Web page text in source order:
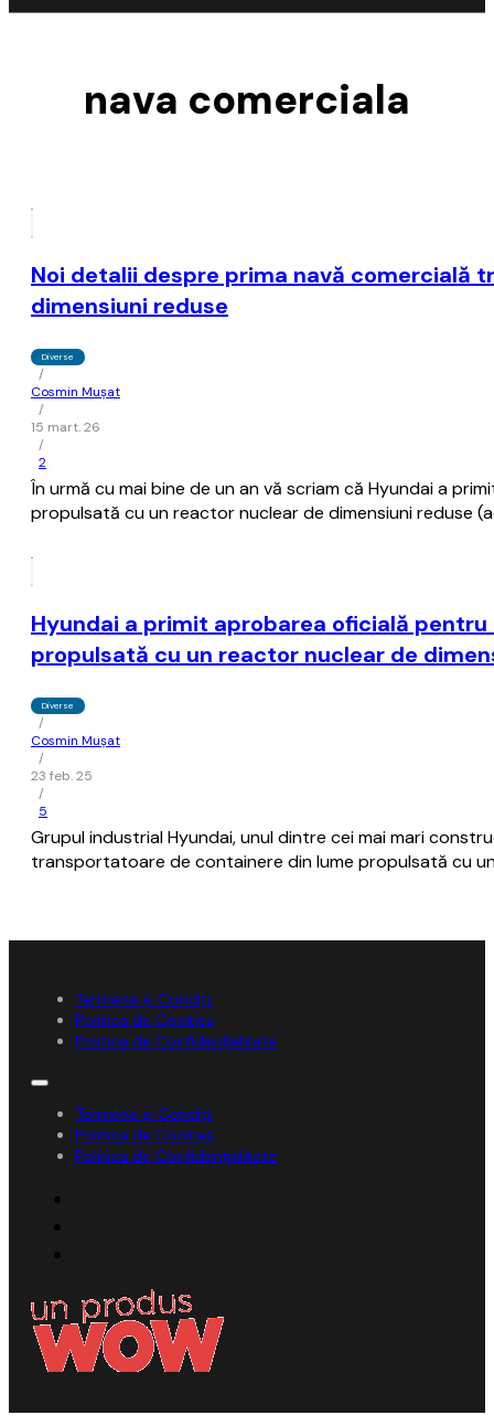
nava comerciala
Noi detalii despre prima navă comercială
dimensiuni reduse
Diverse
/
Cosmin Mușat
/
15 mart. 26
/
2
În urmă cu mai bine de un an vă scriam că Hyundai a
propulsată cu un reactor nuclear de dimensiuni reduse
Hyundai a primit aprobarea oficială
propulsată cu un reactor nuclear de
Diverse
/
Cosmin Mușat
/
23 feb. 25
/
5
Grupul industrial Hyundai, unul dintre cei mai mari
transportatoare de containere din lume propulsată cu
Termene și Condiții
Politica de Cookies
Politica de Confidențialitate
Termene și Condiții
Politica de Cookies
Politica de Confidențialitate